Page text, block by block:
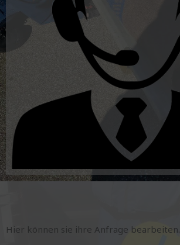
Hier können sie ihre Anfrage bearbeiten.